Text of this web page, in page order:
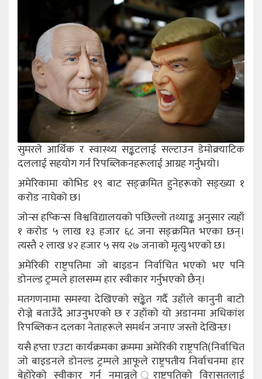
सुमरले आर्थिक र स्वास्थ्य सङ्कटलाई सल्टाउन डेमोक्र्याटिक
दललाई सहयोग गर्न रिपब्लिकनहरूलाई आग्रह गर्नुभयो।
अमेरिकामा कोभिड १९ बाट सङ्क्रमित हुनेहरूको सङ्ख्या १
करोड नाघेको छ।
जोन्स हप्किन्स विश्वविद्यालयको पछिल्लो तथ्याङ्क अनुसार त्यहाँ
१ करोड ५ लाख १३ हजार ६८ जना सङ्क्रमित भएका छन्।
त्यस्तै २ लाख ४२ हजार ५ सय २७ जनाको मृत्यु भएको छ।
अमेरिकी राष्ट्रपतिमा जो बाइडन निर्वाचित भएको भए पनि
डोनल्ड ट्रम्पले हालसम्म हार स्वीकार गर्नुभएको छैन्।
मतगणनामा समस्या देखिएको सङ्केत गर्दै उहाँले कानुनी बाटो
रोज्ने बताउँदै आउनुभएको छ र उहाँको यो अडानमा अधिकांश
रिपब्लिकन दलका नेताहरूले समर्थन जनाए जस्तो देखिन्छ।
यसै हप्ता एउटा कार्यक्रमका क्रममा अमेरिकी राष्ट्रपति(निर्वाचित
जो बाइडनले डोनल्ड ट्रम्पले आफूले राष्ट्रपतीय निर्वाचनमा हार